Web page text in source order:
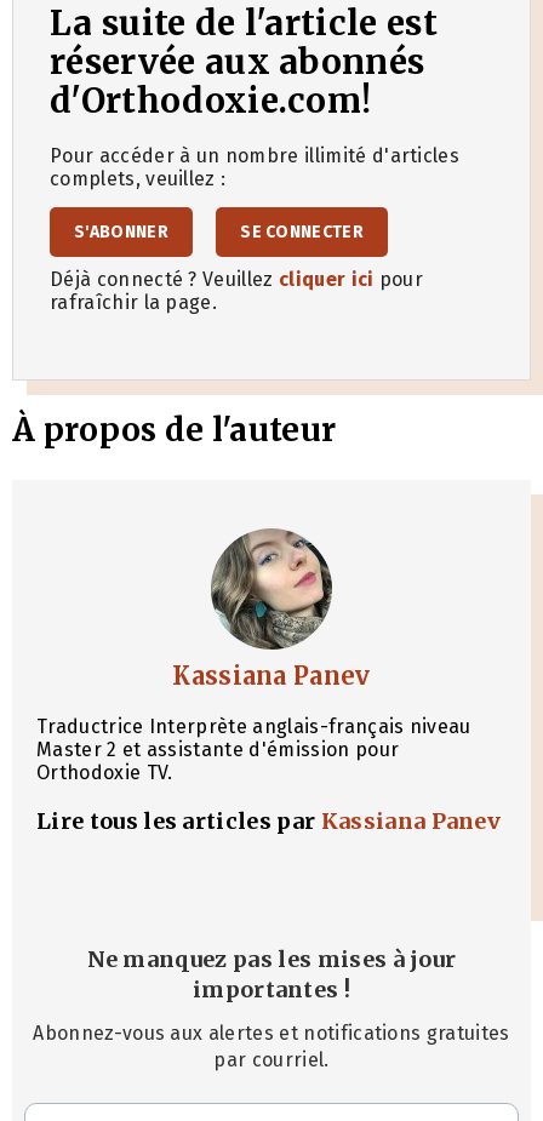
La suite de l'article est
réservée aux abonnés
d'Orthodoxie.com!
Pour accéder à un nombre illimité d'articles
complets, veuillez :
S'ABONNER SE CONNECTER
Déjà connecté ? Veuillez cliquer ici pour
rafraîchir la page.
À propos de l'auteur
Kassiana Panev
Traductrice Interprète anglais-français niveau
Master 2 et assistante d'émission pour
Orthodoxie TV.
Lire tous les articles par Kassiana Panev
Ne manquez pas les mises à jour
importantes !
Abonnez-vous aux alertes et notifications gratuites
par courriel.